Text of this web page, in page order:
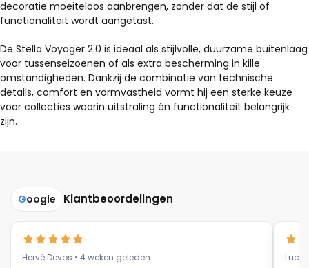
decoratie moeiteloos aanbrengen, zonder dat de stijl of
functionaliteit wordt aangetast.
De Stella Voyager 2.0 is ideaal als stijlvolle, duurzame buitenlaag
voor tussenseizoenen of als extra bescherming in kille
omstandigheden. Dankzij de combinatie van technische
details, comfort en vormvastheid vormt hij een sterke keuze
voor collecties waarin uitstraling én functionaliteit belangrijk
zijn.
Google Klantbeoordelingen
Hervé Devos • 4 weken geleden Luc